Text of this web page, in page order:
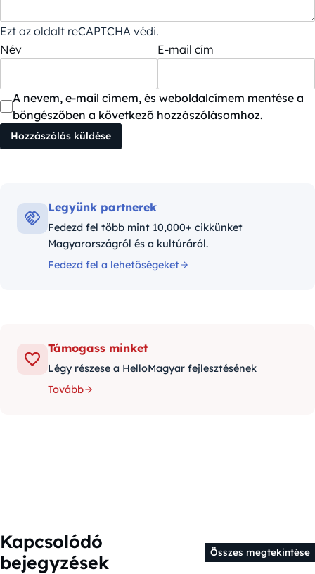
Ezt az oldalt reCAPTCHA védi.
Név
E-mail cím
A nevem, e-mail címem, és weboldalcímem mentése a
böngészőben a következő hozzászólásomhoz.
Legyünk partnerek
Fedezd fel több mint 10,000+ cikkünket
Magyarországról és a kultúráról.
Fedezd fel a lehetőségeket
Támogass minket
Légy részese a HelloMagyar fejlesztésének
Tovább
Kapcsolódó
bejegyzések
Összes megtekintése